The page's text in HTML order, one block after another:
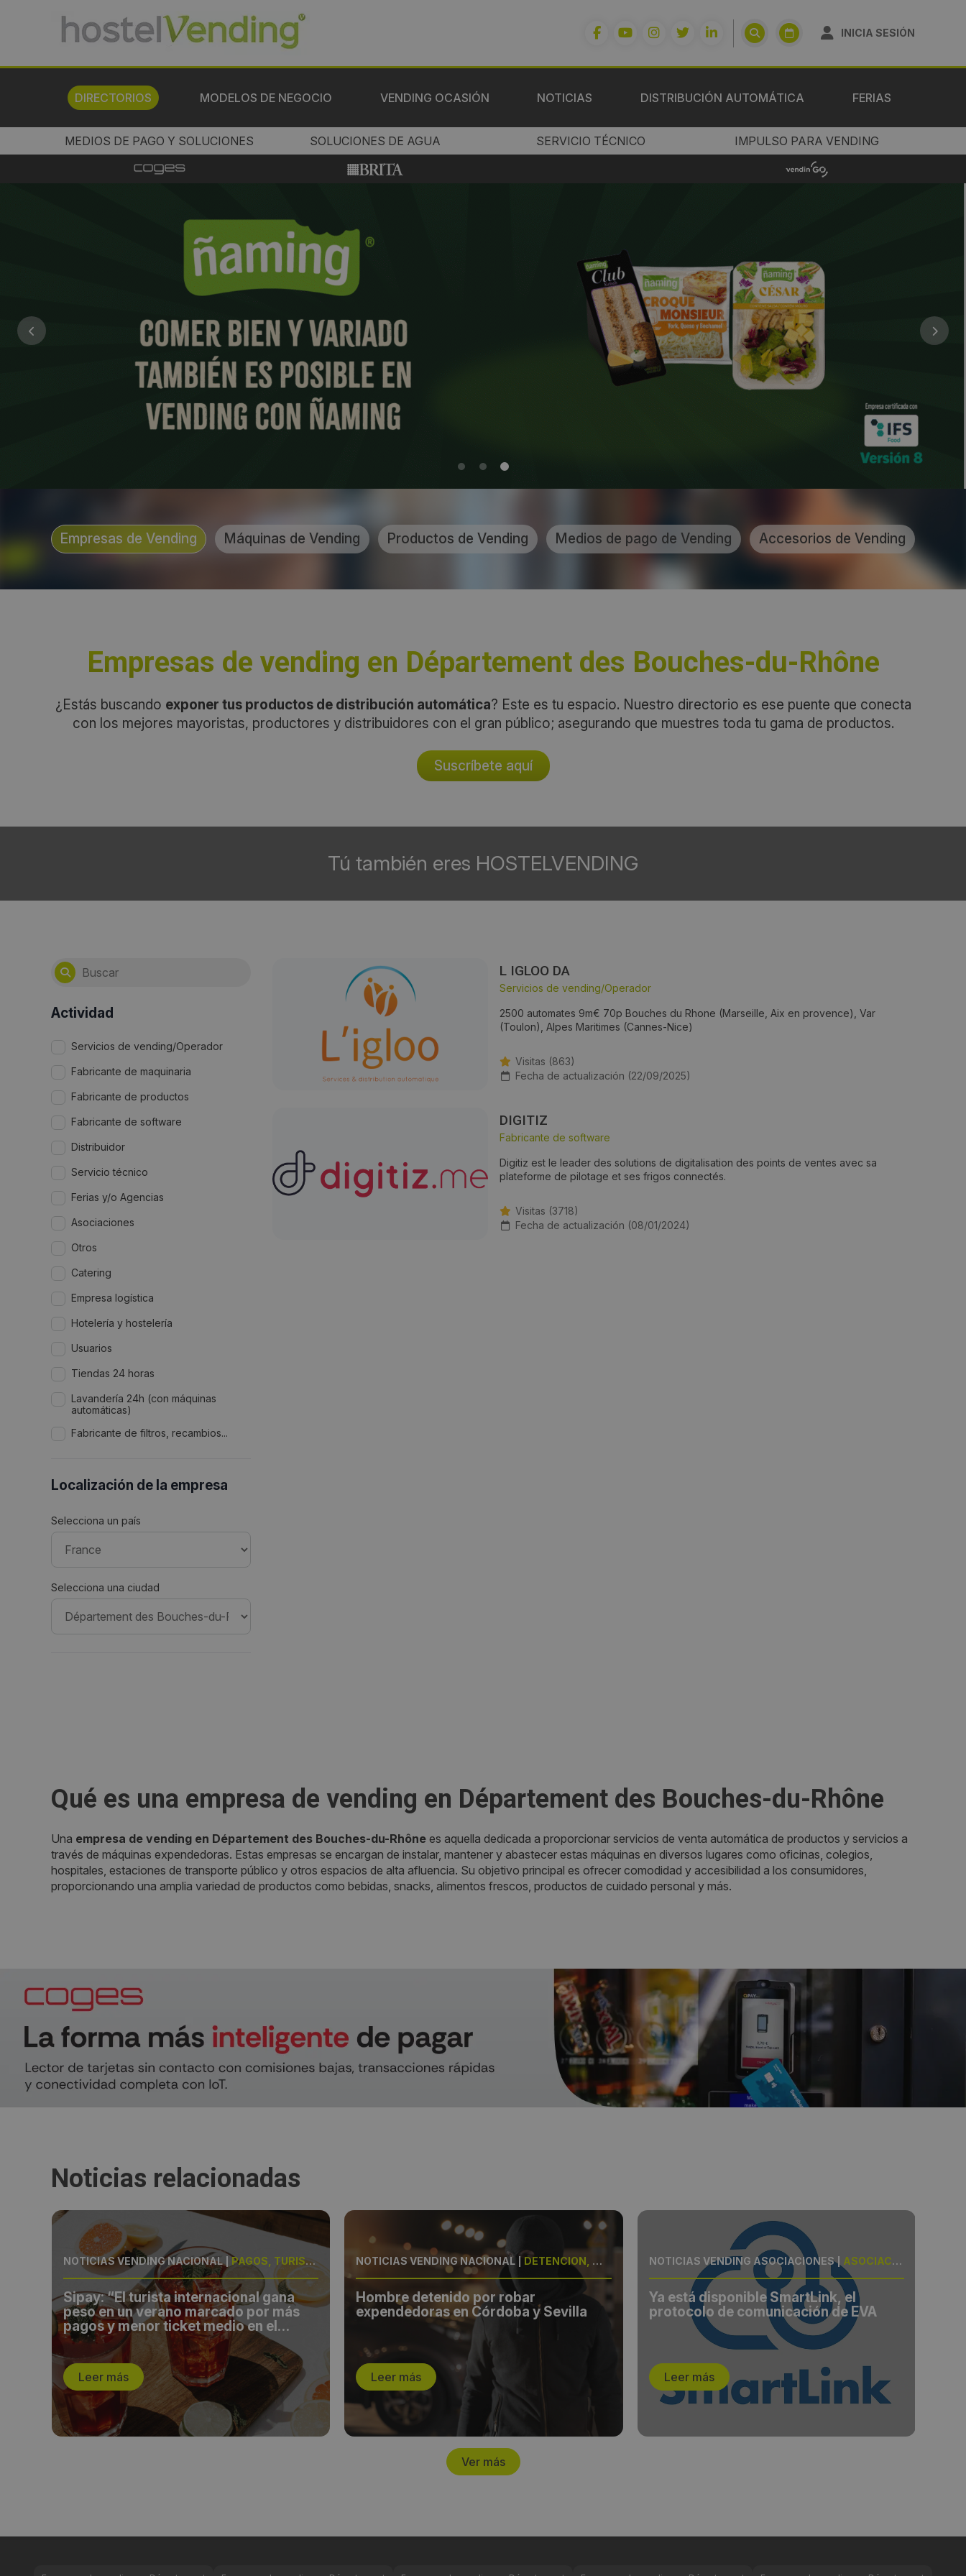
INICIA SESIÓN
DIRECTORIOS MODELOS DE NEGOCIO VENDING OCASIÓN NOTICIAS DISTRIBUCIÓN AUTOMÁTICA FERIAS
MEDIOS DE PAGO Y SOLUCIONES SOLUCIONES DE AGUA SERVICIO TÉCNICO IMPULSO PARA VENDING
Empresas de Vending Máquinas de Vending Productos de Vending Medios de pago de Vending Accesorios de Vending
Empresas de vending en Département des Bouches-du-Rhône
¿Estás buscando exponer tus productos de distribución automática? Este es tu espacio. Nuestro directorio es ese puente que conecta
con los mejores mayoristas, productores y distribuidores con el gran público; asegurando que muestres toda tu gama de productos.
Suscríbete aquí
Tú también eres HOSTELVENDING
Actividad
Servicios de vending/Operador
Fabricante de maquinaria
Fabricante de productos
Fabricante de software
Distribuidor
Servicio técnico
Ferias y/o Agencias
Asociaciones
Otros
Catering
Empresa logística
Hotelería y hostelería
Usuarios
Tiendas 24 horas
Lavandería 24h (con máquinas
automáticas)
Fabricante de filtros, recambios...
Localización de la empresa
Selecciona un país
Selecciona una ciudad
L IGLOO DA
Servicios de vending/Operador
2500 automates 9m€ 70p Bouches du Rhone (Marseille, Aix en provence), Var
(Toulon), Alpes Maritimes (Cannes-Nice)
Visitas (863)
Fecha de actualización (22/09/2025)
DIGITIZ
Fabricante de software
Digitiz est le leader des solutions de digitalisation des points de ventes avec sa
plateforme de pilotage et ses frigos connectés.
Visitas (3718)
Fecha de actualización (08/01/2024)
Qué es una empresa de vending en Département des Bouches-du-Rhône
Una empresa de vending en Département des Bouches-du-Rhône es aquella dedicada a proporcionar servicios de venta automática de productos y servicios a
través de máquinas expendedoras. Estas empresas se encargan de instalar, mantener y abastecer estas máquinas en diversos lugares como oficinas, colegios,
hospitales, estaciones de transporte público y otros espacios de alta afluencia. Su objetivo principal es ofrecer comodidad y accesibilidad a los consumidores,
proporcionando una amplia variedad de productos como bebidas, snacks, alimentos frescos, productos de cuidado personal y más.
Noticias relacionadas
NOTICIAS VENDING NACIONAL| PAGOS, TURISMO
Sipay: “El turista internacional gana
peso en un verano marcado por más
pagos y menor ticket medio en el
comercio español”
Leer más
NOTICIAS VENDING NACIONAL DETENCIÓN, MÁQUINAS
Hombre detenido por robar
expendedoras en Córdoba y Sevilla
Leer más
NOTICIAS VENDING ASOCIACIONES| ASOCIACIÓN, LANZAMIENTO
Ya está disponible SmartLink, el
protocolo de comunicación de EVA
Leer más
Ver más